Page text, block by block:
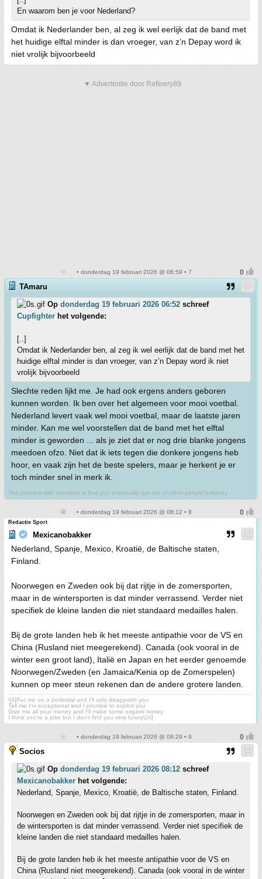
En waarom ben je voor Nederland?
Omdat ik Nederlander ben, al zeg ik wel eerlijk dat de band met
het huidige elftal minder is dan vroeger, van z’n Depay word ik
niet vrolijk bijvoorbeeld
▼ Advertentie door Refinery89
• donderdag 19 februari 2026 @ 06:59 • 7
TAmaru
Op donderdag 19 februari 2026 06:52 schreef
Cupfighter het volgende:
[..]
Omdat ik Nederlander ben, al zeg ik wel eerlijk dat de band met het
huidige elftal minder is dan vroeger, van z’n Depay word ik niet
vrolijk bijvoorbeeld
Slechte reden lijkt me. Je had ook ergens anders geboren
kunnen worden. Ik ben over het algemeen voor mooi voetbal.
Nederland levert vaak wel mooi voetbal, maar de laatste jaren
minder. Kan me wel voorstellen dat de band met het elftal
minder is geworden ... als je ziet dat er nog drie blanke jongens
meedoen ofzo. Niet dat ik iets tegen die donkere jongens heb
hoor, en vaak zijn het de beste spelers, maar je herkent je er
toch minder snel in merk ik.
The problem with socialism is that you eventually run out of other people's money
• donderdag 19 februari 2026 @ 08:12 • 8
Redactie Sport
Mexicanobakker
Nederland, Spanje, Mexico, Kroatië, de Baltische staten,
Finland.
Noorwegen en Zweden ook bij dat rijtje in de zomersporten,
maar in de wintersporten is dat minder verrassend. Verder niet
specifiek de kleine landen die niet standaard medailles halen.
Bij de grote landen heb ik het meeste antipathie voor de VS en
China (Rusland niet meegerekend). Canada (ook vooral in de
winter een groot land), Italië en Japan en het eerder genoemde
Noorwegen/Zweden (en Jamaica/Kenia op de Zomerspelen)
kunnen op meer steun rekenen dan de andere grotere landen.
\[i\]Put me on a pedestal and I'll only disappoint you
Tell me I'm exceptional and I promise to exploit you
Give me all your money and I'll make some origami honey
I think you're a joke but I don't find you very funny\[/i\]
• donderdag 19 februari 2026 @ 08:29 • 9
Socios
Op donderdag 19 februari 2026 08:12 schreef
Mexicanobakker het volgende:
Nederland, Spanje, Mexico, Kroatië, de Baltische staten, Finland.
Noorwegen en Zweden ook bij dat rijtje in de zomersporten, maar in
de wintersporten is dat minder verrassend. Verder niet specifiek de
kleine landen die niet standaard medailles halen.
Bij de grote landen heb ik het meeste antipathie voor de VS en
China (Rusland niet meegerekend). Canada (ook vooral in de winter